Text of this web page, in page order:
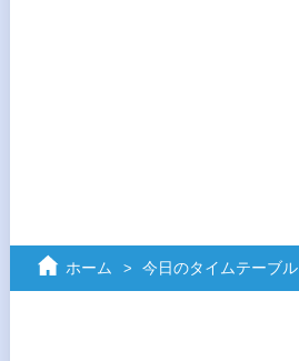
ホーム 今日のタイムテーブル